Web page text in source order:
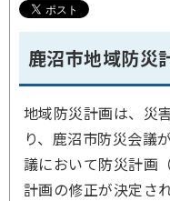
鹿沼市地域防災
地域防災計画は、災
り、鹿沼市防災会議
議において防災計画
計画の修正が決定さ